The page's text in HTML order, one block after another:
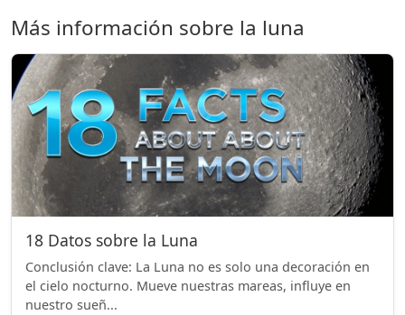
Más información sobre la luna
18 Datos sobre la Luna
Conclusión clave: La Luna no es solo una decoración en
el cielo nocturno. Mueve nuestras mareas, influye en
nuestro sueñ...